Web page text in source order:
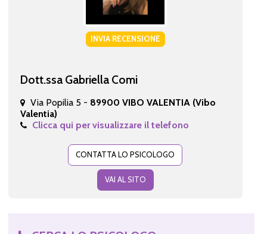
INVIA RECENSIONE
Dott.ssa Gabriella Comi
Via Popilia 5 - 89900 VIBO VALENTIA (Vibo
Valentia)
Clicca qui per visualizzare il telefono
CONTATTA LO PSICOLOGO
VAI AL SITO